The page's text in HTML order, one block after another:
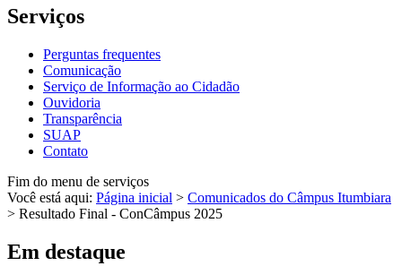
Serviços
Perguntas frequentes
Comunicação
Serviço de Informação ao Cidadão
Ouvidoria
Transparência
SUAP
Contato
Fim do menu de serviços
Você está aqui: Página inicial > Comunicados do Câmpus Itumbiara
> Resultado Final - ConCâmpus 2025
Em destaque